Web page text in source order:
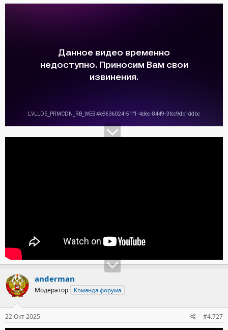
anderman
Модератор Команда форума
22 Окт 2025 #4.727